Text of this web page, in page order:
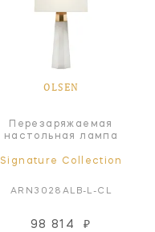
OLSEN
Перезаряжаемая
настольная лампа
Signature Collection
ARN3028ALB-L-CL
98 814 ₽